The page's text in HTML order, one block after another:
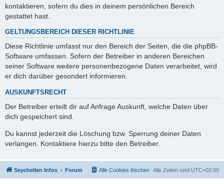
kontaktieren, sofern du dies in deinem persönlichen Bereich
gestattet hast.
GELTUNGSBEREICH DIESER RICHTLINIE
Diese Richtlinie umfasst nur den Bereich der Seiten, die die phpBB-
Software umfassen. Sofern der Betreiber in anderen Bereichen
seiner Software weitere personenbezogene Daten verarbeitet, wird
er dich darüber gesondert informieren.
AUSKUNFTSRECHT
Der Betreiber erteilt dir auf Anfrage Auskunft, welche Daten über
dich gespeichert sind.
Du kannst jederzeit die Löschung bzw. Sperrung deiner Daten
verlangen. Kontaktiere hierzu bitte den Betreiber.
Seychellen Infos Forum Alle Zeiten sind UTC+02:00
Alle Cookies löschen